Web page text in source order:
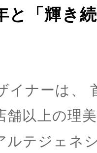
と「輝き
イナーは、
舗以上の理
ルテジェネ